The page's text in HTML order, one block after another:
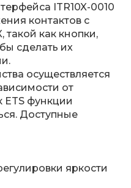
ITR10X-0010
контактов с
как кнопки,
сделать их
осуществляется
от
ETS функции
Доступные
яркости